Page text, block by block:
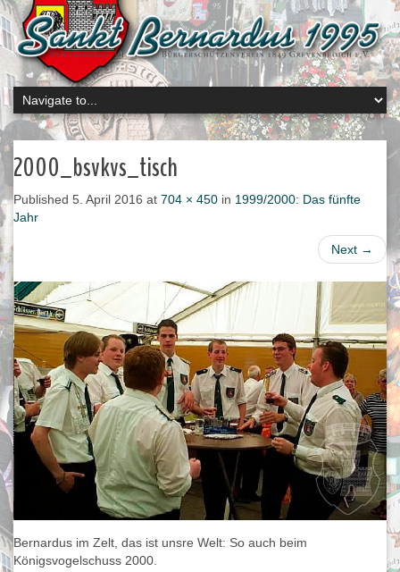
2000_bsvkvs_tisch
Published 5. April 2016 at 704 × 450 in 1999/2000: Das fünfte
Jahr
Next →
Bernardus im Zelt, das ist unsre Welt: So auch beim
Königsvogelschuss 2000.